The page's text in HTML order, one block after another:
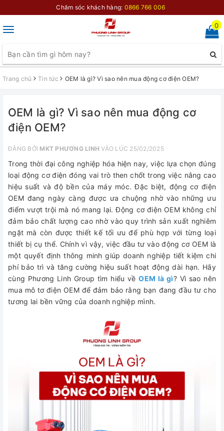
Chăm sóc khách hàng: 0866 766 006
Toggle
0
Trang chủ Tin tức OEM là gì? Vì sao nên mua động cơ điện OEM?
OEM là gì? Vì sao nên mua động cơ
điện OEM?
ĐĂNG BỞI MKT PHƯƠNG LINH VÀO LÚC 25/02/2025
Trong thời đại công nghiệp hóa hiện nay, việc lựa chọn đúng
loại động cơ điện đóng vai trò then chốt trong việc nâng cao
hiệu suất và độ bền của máy móc. Đặc biệt, động cơ điện
OEM đang ngày càng được ưa chuộng nhờ vào những ưu
điểm vượt trội mà nó mang lại. Động cơ điện OEM không chỉ
đảm bảo chất lượng cao nhờ vào quy trình sản xuất nghiêm
ngặt mà còn được thiết kế tối ưu để phù hợp với từng loại
thiết bị cụ thể. Chính vì vậy, việc đầu tư vào động cơ OEM là
một quyết định thông minh giúp doanh nghiệp tiết kiệm chi
phí bảo trì và tăng cường hiệu suất hoạt động dài hạn. Hãy
cùng Phương Linh Group tìm hiểu vềOEM là gì? Vì sao nên
mua mô tơ điện OEM để đảm bảo rằng bạn đang đầu tư cho
tương lai bền vững của doanh nghiệp mình.